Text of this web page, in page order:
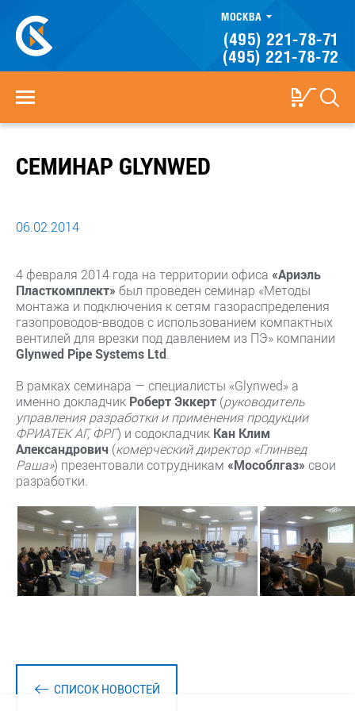
МОСКВА
(495) 221-78-71
(495) 221-78-72
СЕМИНАР GLYNWED
06.02.2014
4 февраля 2014 года на территории офиса «Ариэль
Пласткомплект» был проведен семинар «Методы
монтажа и подключения к сетям газораспределения
газопроводов-вводов с использованием компактных
вентилей для врезки под давлением из ПЭ» компании
Glynwed Pipe Systems Ltd
В рамках семинара — специалисты «Glynwed» а
именно докладчик Роберт Эккерт (руководитель
управления разработки и применения продукции
ФРИАТЕК АГ, ФРГ) и содокладчик Кан Клим
Александрович (комерческий директор «Глинвед
Раша») презентовали сотрудникам «Мособлгаз» свои
разработки.
СПИСОК НОВОСТЕЙ